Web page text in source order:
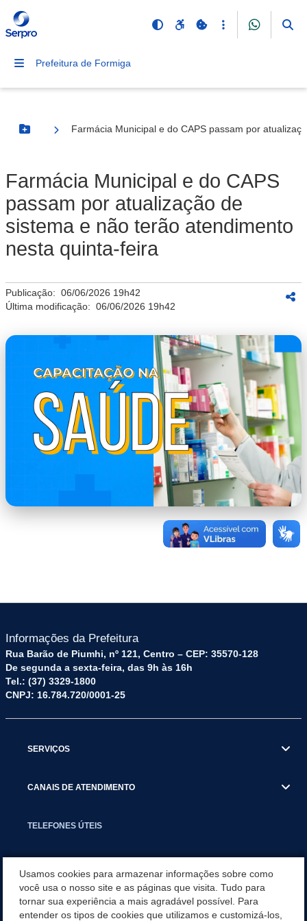
Prefeitura de Formiga
Botão Menu
Farmácia Municipal e do CAPS passam por
Farmácia Municipal e do CAPS
passam por atualização de
sistema e não terão atendimento
nesta quinta-feira
Publicação: 06/06/2026 19h42
Última modificação: 06/06/2026 19h42
Informações da Prefeitura
Rua Barão de Piumhi, nº 121, Centro – CEP: 35570-128
De segunda a sexta-feira, das 9h às 16h
Tel.: (37) 3329-1800
CNPJ: 16.784.720/0001-25
SERVIÇOS
CANAIS DE ATENDIMENTO
TELEFONES ÚTEIS
NOTÍCIAS
Usamos cookies para armazenar informações sobre como
você usa o nosso site e as páginas que visita. Tudo para
tornar sua experiência a mais agradável possível. Para
entender os tipos de cookies que utilizamos e customizá-los,